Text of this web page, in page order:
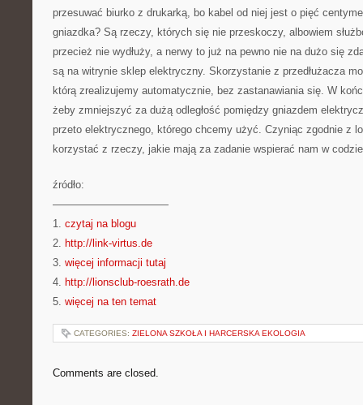
przesuwać biurko z drukarką, bo kabel od niej jest o pięć
gniazdka? Są rzeczy, których się nie przeskoczy, albowiem
przecież nie wydłuży, a nerwy to już na pewno nie na dużo się
są na witrynie sklep elektryczny. Skorzystanie z przedłużacza
którą zrealizujemy automatycznie, bez zastanawiania się. W
żeby zmniejszyć za dużą odległość pomiędzy gniazdem
przeto elektrycznego, którego chcemy użyć. Czyniąc zgodnie z
korzystać z rzeczy, jakie mają za zadanie wspierać nam w
źródło:
———————————
1. czytaj na blogu
2. http://link-virtus.de
3. więcej informacji tutaj
4. http://lionsclub-roesrath.de
5. więcej na ten temat
CATEGORIES: ZIELONA SZKOŁA I HARCERSKA EKOLOGIA
Comments are closed.